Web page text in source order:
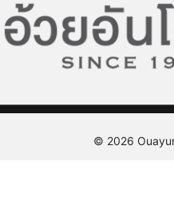
© 2026